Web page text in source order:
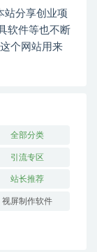
站分享创业项
软件等也不断
个网站用来
全部分类
引流专区
站长推荐
视屏制作软件